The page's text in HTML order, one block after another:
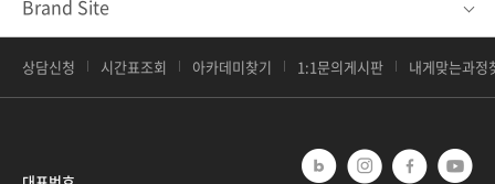
Brand Site
상담신청 시간표조회 아카데미찾기 1:1문의게시판 내게맞는과정